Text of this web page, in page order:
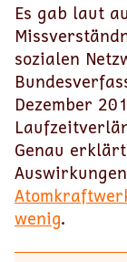
Es gab laut
sozialen
Dezember
Genau
wenig.